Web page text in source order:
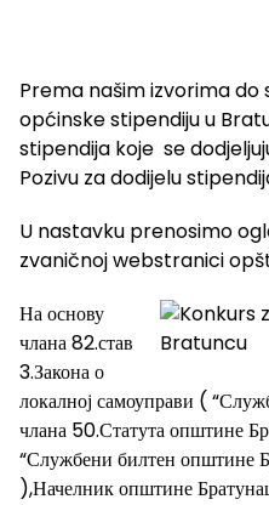
Prema našim izvorima
općinske stipendiju u
stipendija koje se
Pozivu za dodijelu
U nastavku prenosimo
zvaničnoj webstranici
На основу
члана 82.став
3.Закона о
локалној самоуправи (
члана 50.Статута општине
“Службени билтен општине
),Начелник општине